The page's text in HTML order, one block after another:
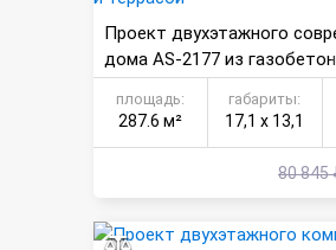
Проект двухэтажного
дома AS-2177 из
м и террасой
площадь:
287.6 м²
габариты:
17,1 х 13,1
80 845